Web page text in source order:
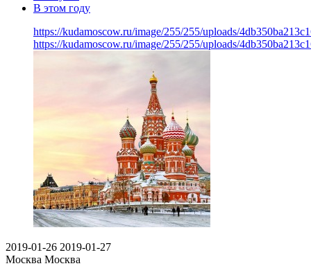
В этом году
https://kudamoscow.ru/image/255/255/uploads/
https://kudamoscow.ru/image/255/255/uploads/
2019-01-26 2019-01-27
Москва Москва